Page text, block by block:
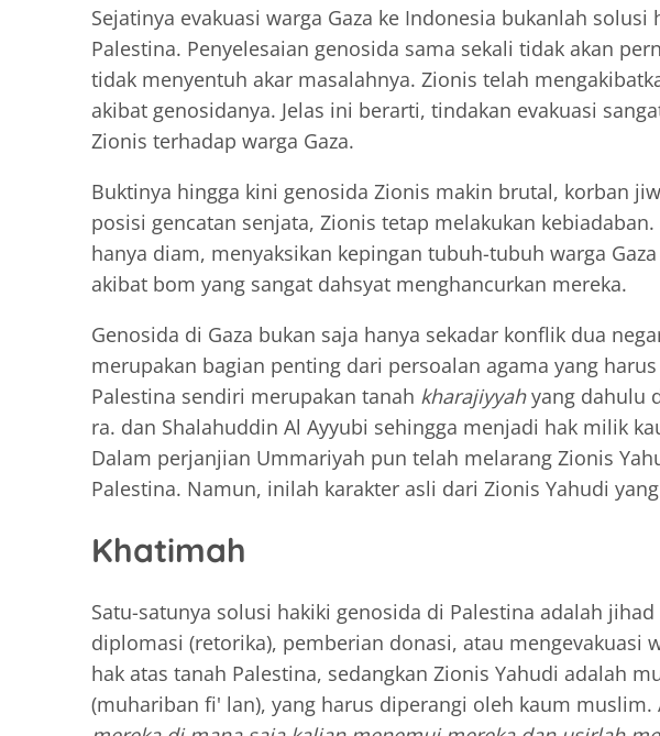
Sejatinya evakuasi warga Gaza ke Indonesia bukanlah
Palestina. Penyelesaian genosida sama sekali tidak akan
tidak menyentuh akar masalahnya. Zionis telah
akibat genosidanya. Jelas ini berarti, tindakan evakuasi
Zionis terhadap warga Gaza.
Buktinya hingga kini genosida Zionis makin brutal, korban
posisi gencatan senjata, Zionis tetap melakukan
hanya diam, menyaksikan kepingan tubuh-tubuh warga
akibat bom yang sangat dahsyat menghancurkan mereka.
Genosida di Gaza bukan saja hanya sekadar konflik dua
merupakan bagian penting dari persoalan agama yang
Palestina sendiri merupakan tanah kharajiyyahyang dahulu
ra. dan Shalahuddin Al Ayyubi sehingga menjadi hak milik
Dalam perjanjian Ummariyah pun telah melarang Zionis
Palestina. Namun, inilah karakter asli dari Zionis Yahudi
Khatimah
Satu-satunya solusi hakiki genosida di Palestina adalah
diplomasi (retorika), pemberian donasi, atau mengevakuasi
hak atas tanah Palestina, sedangkan Zionis Yahudi adalah
(muhariban fi' lan), yang harus diperangi oleh kaum muslim.